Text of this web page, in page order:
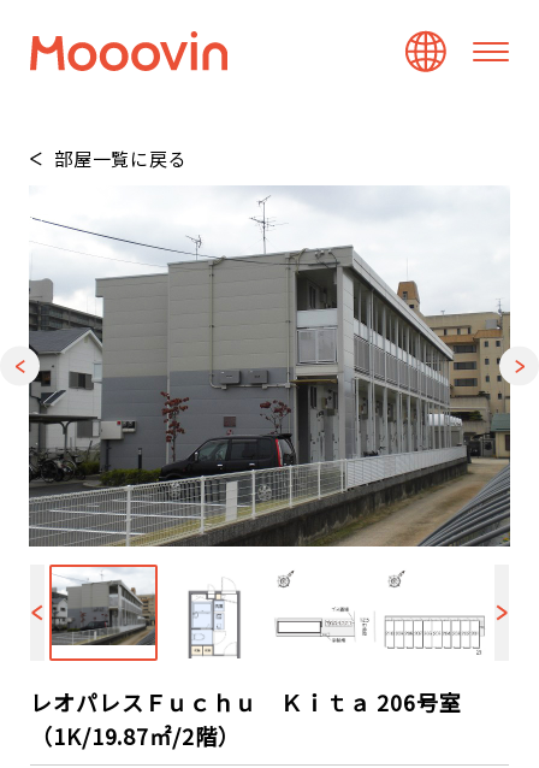
部屋一覧に戻る
1
レオパレスＦｕｃｈｕ Ｋｉｔａ 206号室
（1K/19.87㎡/2階）